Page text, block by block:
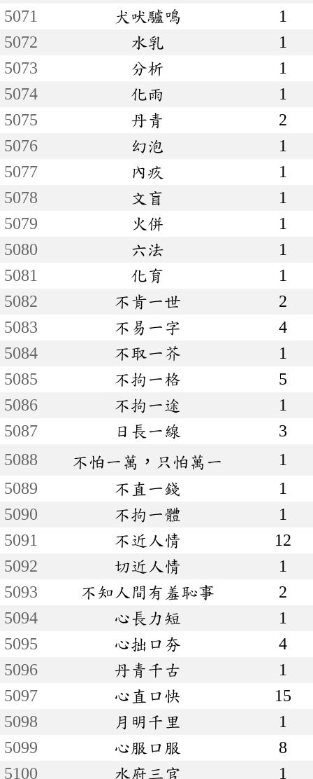
5071
犬吠驢鳴
1
5072
水乳
1
5073
分析
1
5074
化雨
1
5075
丹青
2
5076
幻泡
1
5077
內疚
1
5078
文盲
1
5079
火併
1
5080
六法
1
5081
化育
1
5082
不肯一世
2
5083
不易一字
4
5084
不取一芥
1
5085
不拘一格
5
5086
不拘一途
1
5087
日長一線
3
5088
不怕一萬，只怕萬一
1
5089
不直一錢
1
5090
不拘一體
1
5091
不近人情
12
5092
切近人情
1
5093
不知人間有羞恥事
2
5094
心長力短
1
5095
心拙口夯
4
5096
丹青千古
1
5097
心直口快
15
5098
月明千里
1
5099
心服口服
8
5100
水府三官 1